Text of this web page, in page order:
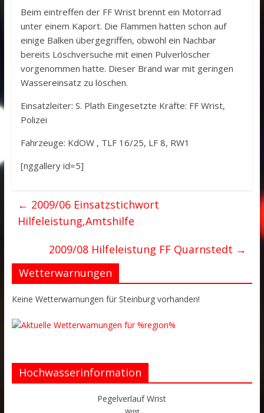
Beim eintreffen der FF Wrist brennt ein Motorrad
unter einem Kaport. Die Flammen hatten schon auf
einige Balken übergegriffen, obwohl ein Nachbar
bereits Löschversuche mit einen Pulverlöscher
vorgenommen hatte. Dieser Brand war mit geringen
Wassereinsatz zu löschen.
Einsatzleiter: S. Plath Eingesetzte Kräfte: FF Wrist,
Polizei
Fahrzeuge: KdOW , TLF 16/25, LF 8, RW1
[nggallery id=5]
← 2009/06 Einsatzstichwort
Hilfeleistung,Amtshilfe
2009/08 Hilfeleistung FF Quarnstedt →
Wetterwarnungen
Keine Wetterwarnungen für Steinburg vorhanden!
Hochwasserinformation
Pegelverlauf Wrist